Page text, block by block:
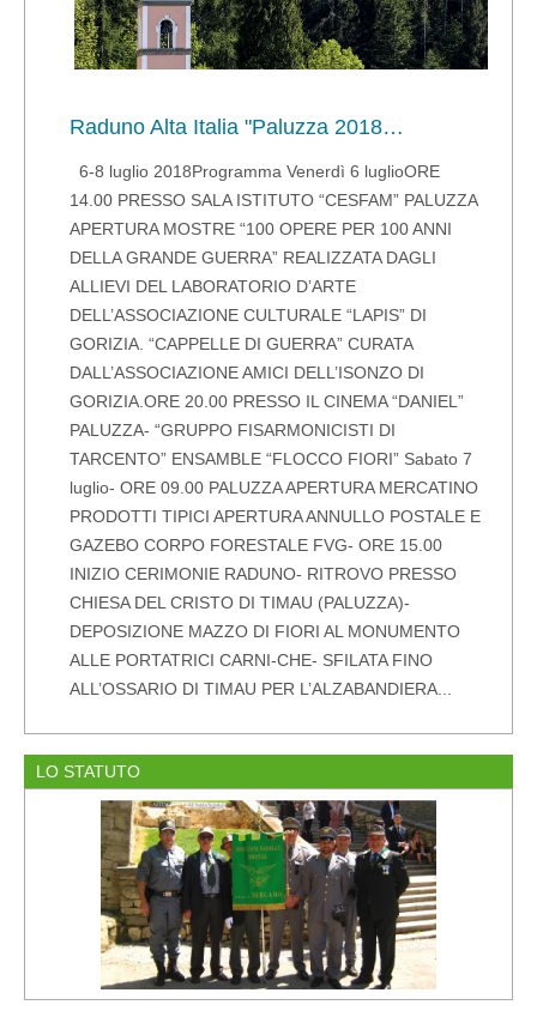
Raduno Alta Italia "Paluzza 2018…
6-8 luglio 2018Programma Venerdì 6 luglioORE
14.00 PRESSO SALA ISTITUTO “CESFAM” PALUZZA
APERTURA MOSTRE “100 OPERE PER 100 ANNI
DELLA GRANDE GUERRA” REALIZZATA DAGLI
ALLIEVI DEL LABORATORIO D’ARTE
DELL’ASSOCIAZIONE CULTURALE “LAPIS” DI
GORIZIA. “CAPPELLE DI GUERRA” CURATA
DALL’ASSOCIAZIONE AMICI DELL’ISONZO DI
GORIZIA.ORE 20.00 PRESSO IL CINEMA “DANIEL”
PALUZZA- “GRUPPO FISARMONICISTI DI
TARCENTO” ENSAMBLE “FLOCCO FIORI” Sabato 7
luglio- ORE 09.00 PALUZZA APERTURA MERCATINO
PRODOTTI TIPICI APERTURA ANNULLO POSTALE E
GAZEBO CORPO FORESTALE FVG- ORE 15.00
INIZIO CERIMONIE RADUNO- RITROVO PRESSO
CHIESA DEL CRISTO DI TIMAU (PALUZZA)-
DEPOSIZIONE MAZZO DI FIORI AL MONUMENTO
ALLE PORTATRICI CARNI-CHE- SFILATA FINO
ALL’OSSARIO DI TIMAU PER L’ALZABANDIERA...
LO STATUTO